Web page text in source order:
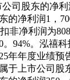
司股东的净
的净利润1，
非净利润为
94%。泓禧
年年度业绩
上市公司股